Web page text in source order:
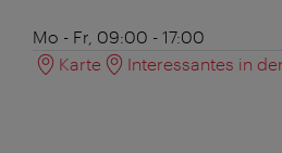
Mo - Fr, 09:00 - 17:00
Karte
Interessantes in